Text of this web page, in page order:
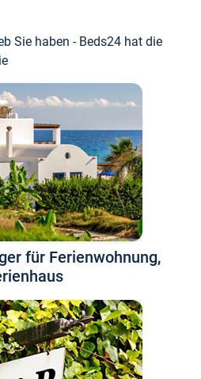
Sie haben - Beds24 hat die
für Ferienwohnung,